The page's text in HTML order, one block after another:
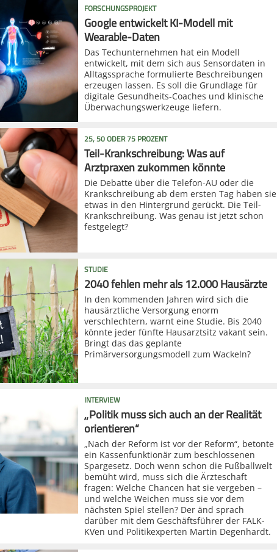
FORSCHUNGSPROJEKT
Google entwickelt KI-Modell mit
Wearable-Daten
Das Techunternehmen hat ein Modell
entwickelt, mit dem sich aus Sensordaten in
Alltagssprache formulierte Beschreibungen
erzeugen lassen. Es soll die Grundlage für
digitale Gesundheits-Coaches und klinische
Überwachungswerkzeuge liefern.
25, 50 ODER 75 PROZENT
Teil-Krankschreibung: Was auf
Arztpraxen zukommen könnte
Die Debatte über die Telefon-AU oder die
Krankschreibung ab dem ersten Tag haben sie
etwas in den Hintergrund gerückt. Die Teil-
Krankschreibung. Was genau ist jetzt schon
festgelegt?
STUDIE
2040 fehlen mehr als 12.000 Hausärzte
In den kommenden Jahren wird sich die
hausärztliche Versorgung enorm
verschlechtern, warnt eine Studie. Bis 2040
könnte jeder fünfte Hausarztsitz vakant sein.
Bringt das das geplante
Primärversorgungsmodell zum Wackeln?
INTERVIEW
„Politik muss sich auch an der Realität
orientieren“
„Nach der Reform ist vor der Reform“, betonte
ein Kassenfunktionär zum beschlossenen
Spargesetz. Doch wenn schon die Fußballwelt
bemüht wird, muss sich die Ärzteschaft
fragen: Welche Chancen hat sie vergeben –
und welche Weichen muss sie vor dem
nächsten Spiel stellen? Der änd sprach
darüber mit dem Geschäftsführer der FALK-
KVen und Politikexperten Martin Degenhardt.